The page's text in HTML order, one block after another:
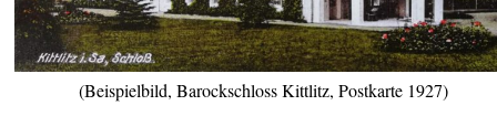
(Beispielbild, Barockschloss Kittlitz, Postkarte 1927)